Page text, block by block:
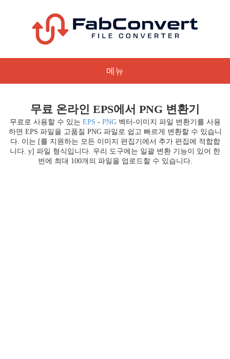
메뉴
무료 온라인 EPS에서 PNG 변환기
무료로 사용할 수 있는 EPS - PNG벡터-이미지 파일 변환기를 사용
하면 EPS 파일을 고품질 PNG 파일로 쉽고 빠르게 변환할 수 있습니
다. 이는 [를 지원하는 모든 이미지 편집기에서 추가 편집에 적합합
니다. y] 파일 형식입니다. 우리 도구에는 일괄 변환 기능이 있어 한
번에 최대 100개의 파일을 업로드할 수 있습니다.